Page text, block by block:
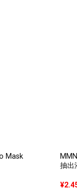
Mask
抽出
¥